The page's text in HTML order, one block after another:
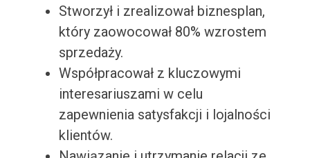
Stworzył i zrealizował biznesplan,
który zaowocował 80% wzrostem
sprzedaży.
Współpracował z kluczowymi
interesariuszami w celu
zapewnienia satysfakcji i lojalności
klientów.